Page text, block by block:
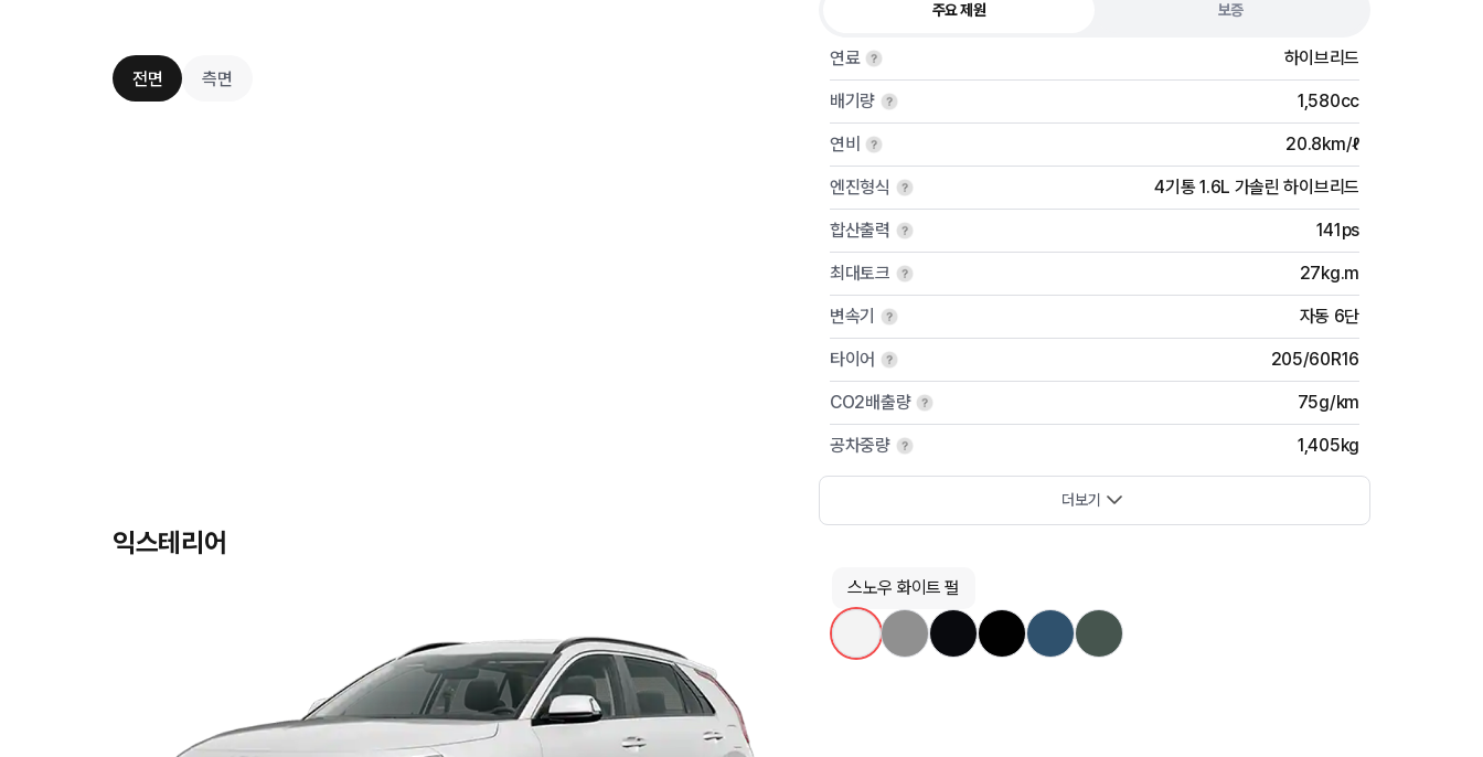
전면 측면
주요 제원 보증
연료 하이브리드
배기량 1,580cc
연비 20.8km/ℓ
엔진형식 4기통 1.6L 가솔린 하이브리드
합산출력 141ps
최대토크 27kg.m
변속기 자동 6단
타이어 205/60R16
CO2배출량 75g/km
공차중량 1,405kg
더보기
익스테리어
스노우 화이트 펄